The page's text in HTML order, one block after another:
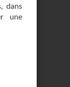
dans
une